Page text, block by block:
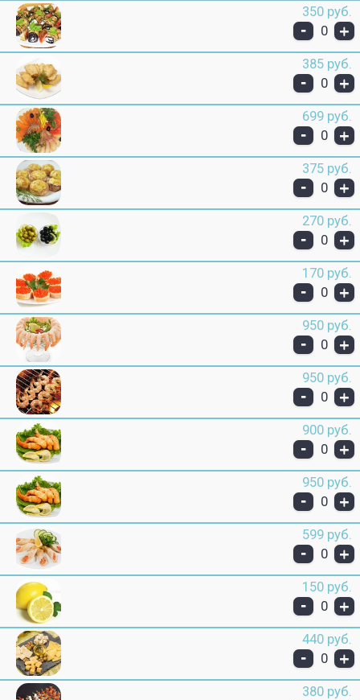
350 руб.
- 0 +
385 руб.
- 0 +
699 руб.
- 0 +
375 руб.
- 0 +
270 руб.
- 0 +
170 руб.
- 0 +
950 руб.
- 0 +
950 руб.
- 0 +
900 руб.
- 0 +
950 руб.
- 0 +
599 руб.
- 0 +
150 руб.
- 0 +
440 руб.
- 0 +
380 руб.